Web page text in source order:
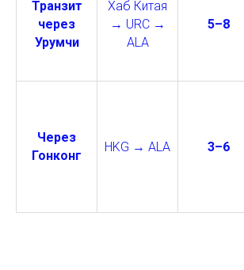
Транзит
через
Урумчи
Хаб Китая
→ URC →
ALA
5–8
Через
Гонконг
HKG → ALA 3–6